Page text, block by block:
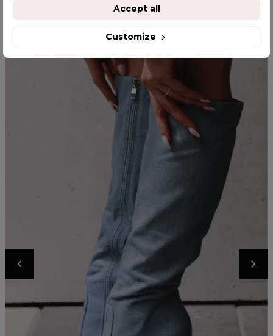
YOU MIGHT ALSO LIKE
Customize
Accept all